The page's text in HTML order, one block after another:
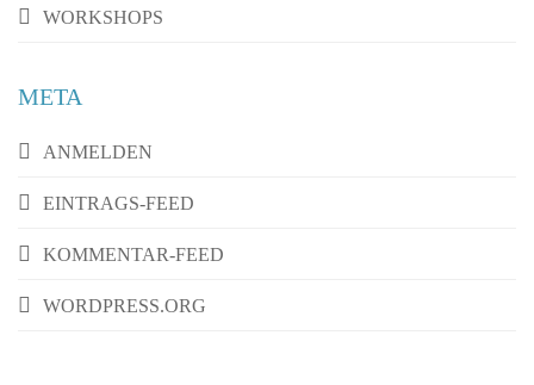
WORKSHOPS
META
ANMELDEN
EINTRAGS-FEED
KOMMENTAR-FEED
WORDPRESS.ORG